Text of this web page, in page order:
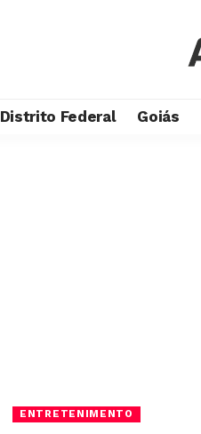
Distrito Federal Goiás
ENTRETENIMENTO